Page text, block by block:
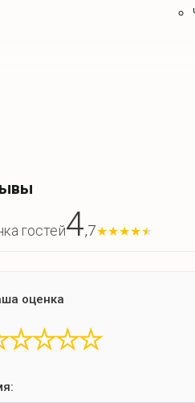
гостей4,7★★★★★
оценка
★
★
★
★